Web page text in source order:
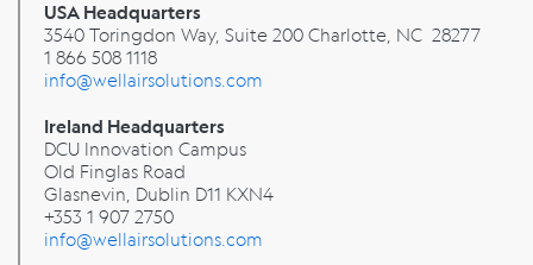
USA Headquarters
3540 Toringdon Way, Suite 200 Charlotte, NC 28277
1 866 508 1118
info@wellairsolutions.com
Ireland Headquarters
DCU Innovation Campus
Old Finglas Road
Glasnevin, Dublin D11 KXN4
+353 1 907 2750
info@wellairsolutions.com